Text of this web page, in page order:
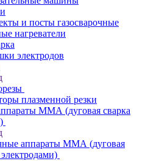
и посты газосварочные
нагреватели
электродов
плазменной резки
ММА (дуговая сварка
аппараты ММА (дуговая